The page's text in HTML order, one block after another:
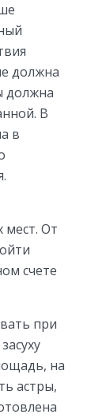
должна
должна
В
в
мест. От
счете
при
на
астры,